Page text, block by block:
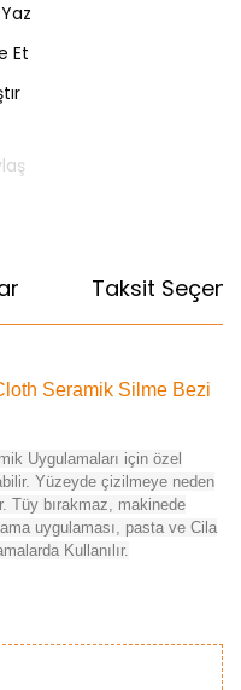
Et
Taksit
Seramik Silme Bezi
Uygulamaları için özel
Yüzeyde çizilmeye neden
Tüy bırakmaz, makinede
uygulaması, pasta ve Cila
Kullanılır.
siz yapın!